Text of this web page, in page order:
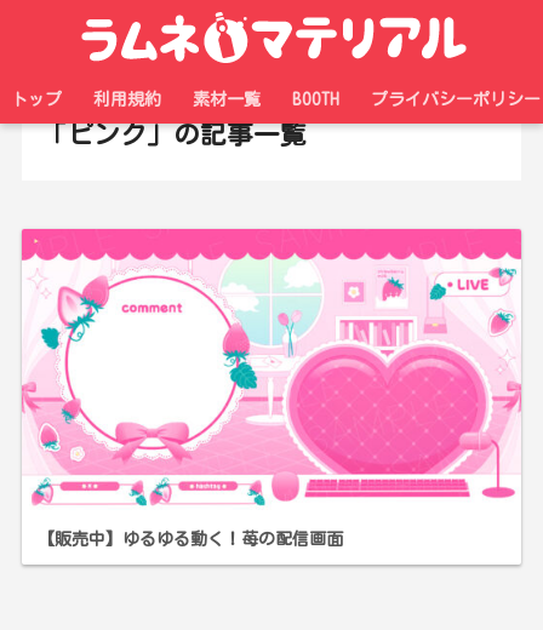
トップ 利用規約 素材一覧 BOOTH プライバシーポリシー
「ピンク」の記事一覧
【販売中】ゆるゆる動く！苺の配信画面